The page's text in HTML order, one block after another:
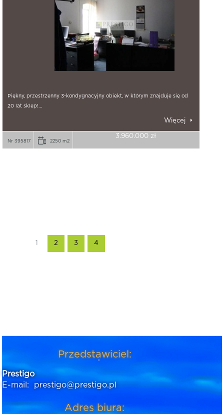
Piękny, przestrzenny 3-kondygnacyjny obiekt, w którym znajduje się od
20 lat sklep!…
Więcej
Nr 395817 2250 m2
3.960.000 zł
2 3 4
Przedstawiciel:
Prestigo
E-mail:
prestigo@prestigo.pl
Adres biura: